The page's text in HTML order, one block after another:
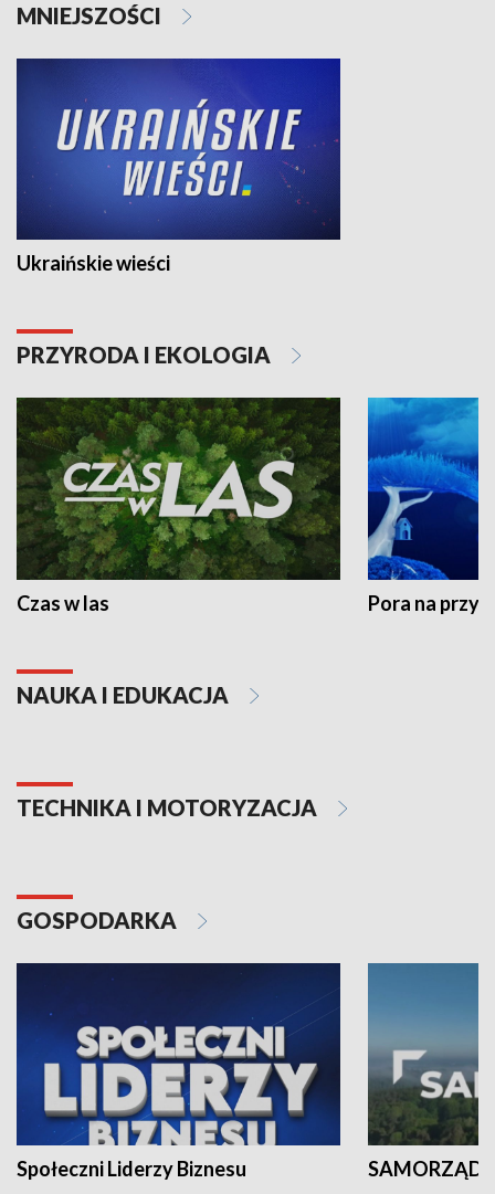
MNIEJSZOŚCI
Ukraińskie wieści
PRZYRODA I EKOLOGIA
Czas w las Pora na
NAUKA I EDUKACJA
TECHNIKA I MOTORYZACJA
GOSPODARKA
Społeczni Liderzy Biznesu SAMORZĄD